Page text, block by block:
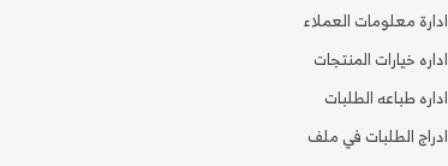
ادارة معلومات العملاء
اداره خيارات المنتجات
اداره طباعه الطلبات
ادراج الطلبات في ملف